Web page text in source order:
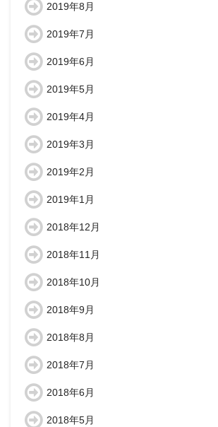
2019年8月
2019年7月
2019年6月
2019年5月
2019年4月
2019年3月
2019年2月
2019年1月
2018年12月
2018年11月
2018年10月
2018年9月
2018年8月
2018年7月
2018年6月
2018年5月